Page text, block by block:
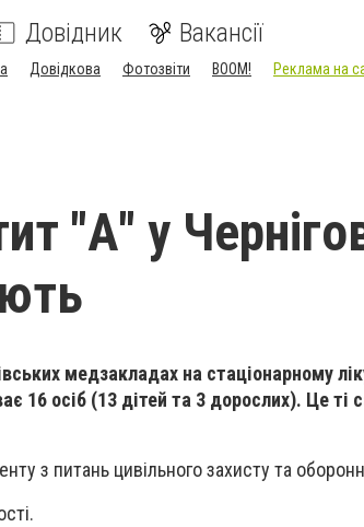
Довідник Вакансії
Довідкова Фотозвіти BOOM! Реклама на
"А" у
медзакладах на стаціонарному
16 осіб (13 дітей та 3 дорослих). Це ті
з питань цивільного захисту та